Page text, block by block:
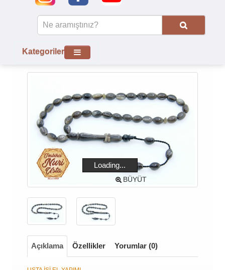
Kategoriler
Loading...
BÜYÜT
Açıklama Özellikler Yorumlar (0)